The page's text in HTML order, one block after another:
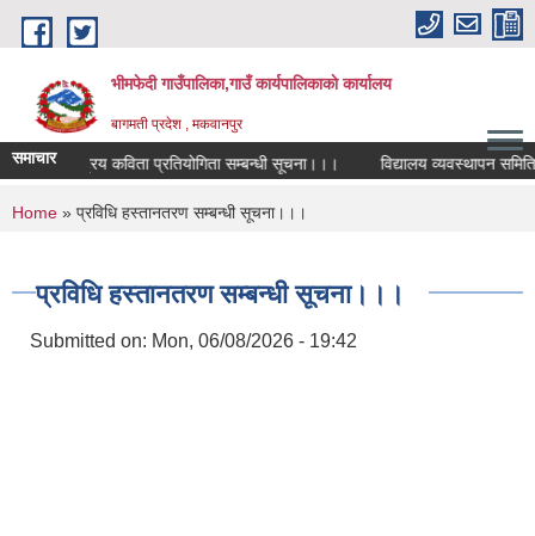
Skip to main content
भीमफेदी गाउँपालिका,गाउँ कार्यपालिकाकाे कार्यालय
बागमती प्रदेश , मकवानपुर
समाचारराष्ट्रिय कविता प्रतियोगिता सम्बन्धी सूचना।।। विद्यालय व्यवस्थापन समिति
You are here
Home » प्रविधि हस्तानतरण सम्बन्धी सूचना।।।
प्रविधि हस्तानतरण सम्बन्धी सूचना।।।
Submitted on: Mon, 06/08/2026 - 19:42